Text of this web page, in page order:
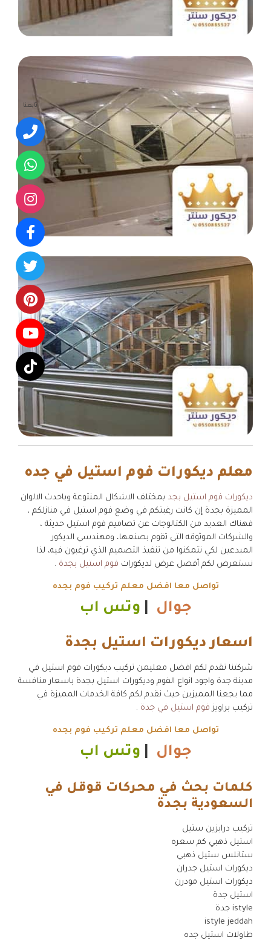
معلم ديكورات فوم استيل في جده
ديكورات فوم استيل بجد بمختلف الاشكال المنتوعة وباحدث الالوان
المميزة بجدة إن كانت رغبتكم في وضع فوم استيل في منازلكم ،
فهناك العديد من الكتالوجات عن تصاميم فوم استيل حديثة ،
والشركات الموثوقه التي تقوم بصنعها، ومهندسي الديكور
المبدعين لكي تتمكنوا من تنفيذ التصميم الذي ترغبون فيه، لذا
نستعرض لكم أفضل عرض لديكورات فوم استيل بجدة .
تواصل معا افضل معلم تركيب فوم بجده
جوال وتس اب
اسعار ديكورات استيل بجدة
شركتنا تقدم لكم افضل معليمن تركيب ديكورات فوم استيل في
مدينة جدة واجود انواع الفوم وديكورات استيل بجدة باسعار منافسة
مما يجعنا المميزين حيث نقدم لكم كافة الخدمات المميزة في
تركيب براويز فوم استيل في جدة .
تواصل معا افضل معلم تركيب فوم بجده
جوال وتس اب
كلمات بحث في محركات قوقل في
السعودية بجدة
تركيب درابزين ستيل
استيل ذهبي كم سعره
ستانلس ستيل ذهبي
ديكورات استيل جدران
ديكورات استيل مودرن
استيل جدة
istyle جدة
istyle jeddah
طاولات استيل جده
تابعنا